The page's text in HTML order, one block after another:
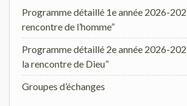
Programme détaillé 1e année 2026-
rencontre de l’homme”
Programme détaillé 2e année 2026-
la rencontre de Dieu”
Groupes d’échanges